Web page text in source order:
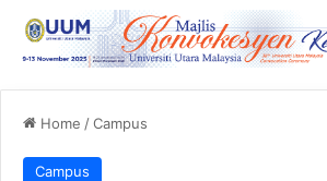
Home /Campus
Campus